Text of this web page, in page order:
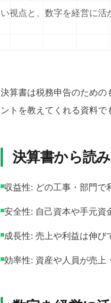
い視点と、数字を経営に活
決算書は税務申告のための
ントを教えてくれる資料で
決算書から読
収益性: どの工事・部門で
安全性: 自己資本や手元資
成長性: 売上や利益は伸び
効率性: 資産や人員が売上